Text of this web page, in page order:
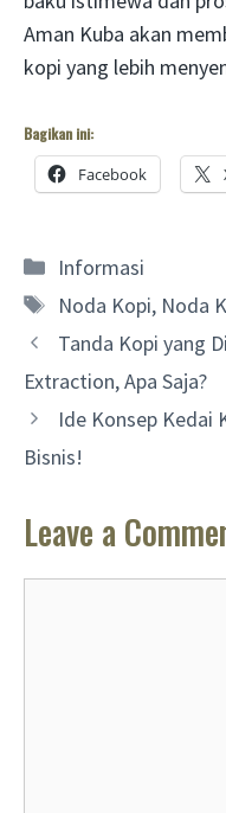
Aman Kuba akan
kopi yang lebih
Bagikan ini:
Facebook
Categories
Informasi
Tags
Noda Kopi, Noda
Tanda Kopi yang
Extraction, Apa Saja?
Ide Konsep Kedai
Bisnis!
Leave a